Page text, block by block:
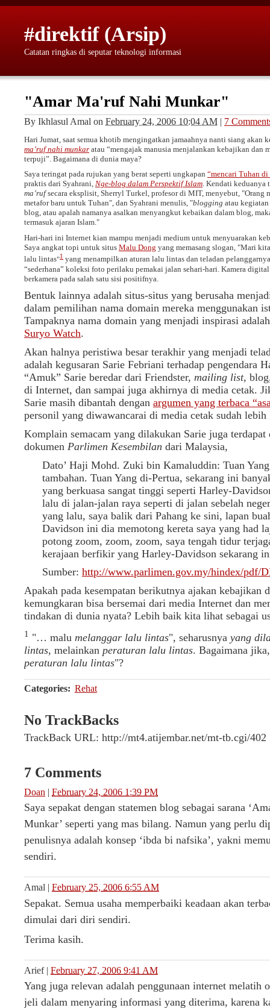
#direktif (Arsip)
Catatan ringkas di seputar teknologi informasi
"Amar Ma'ruf Nahi Munkar"
By Ikhlasul Amal on February 24, 2006 10:04 AM | 7
Hari Jumat, saat semua khotib mengingatkan jamaahnya nanti siang akan
ma’ruf nahi munkar atau “mengajak manusia menjalankan kebajikan dan
terpuji”. Bagaimana di dunia maya?
Saya teringat pada rujukan yang berat seperti ungkapan “mencari Tuhan di
praktis dari Syahrani, Nge-blog dalam Perspektif Islam. Kendati
ma’rufsecara eksplisit, Sherryl Turkel, profesor di MIT, menyebut, Orang
metafor baru untuk Tuhan , dan Syahrani menulis, blogging atau kegiatan
blog, atau apalah namanya asalkan menyangkut kebaikan dalam blog,
termasuk ajaran Islam.
Hari-hari ini Internet kian mampu menjadi medium untuk menyuarakan
Saya angkat topi untuk situs Malu Dong yang memasang slogan, Mari
lalu lintas 1 yang menampilkan aturan lalu lintas dan teladan
“sederhana” koleksi foto perilaku pemakai jalan sehari-hari. Kamera
berkamera pada salah satu sisi positifnya.
Bentuk lainnya adalah situs-situs yang berusaha
dalam pemilihan nama domain mereka menggunakan
Tampaknya nama domain yang menjadi inspirasi
Suryo Watch.
Akan halnya peristiwa besar terakhir yang menjadi
adalah kegusaran Sarie Febriani terhadap pengendara
“Amuk” Sarie beredar dari Friendster, mailing list,
di Internet, dan sampai juga akhirnya di media cetak.
Sarie masih dibantah dengan argumen yang terbaca
personil yang diwawancarai di media cetak sudah
Komplain semacam yang dilakukan Sarie juga terdapat
dokumen Parlimen Kesembilan dari Malaysia,
Dato’ Haji Mohd. Zuki bin Kamaluddin: Tuan
tambahan. Tuan Yang di-Pertua, sekarang ini
yang berkuasa sangat tinggi seperti Harley-
lalu di jalan-jalan raya seperti di jalan sebelah
yang lalu, saya balik dari Pahang ke sini, lapan
Davidson ini dia memotong kereta saya yang had
potong zoom, zoom, zoom, saya tengah tidur
kerajaan berfikir yang Harley-Davidson sekarang
Sumber: http://www.parlimen.gov.my/hindex/pdf/
Apakah pada kesempatan berikutnya ajakan kebajikan
kemungkaran bisa bersemai dari media Internet dan
tindakan di dunia nyata? Lebih baik kita lihat sebagai
1 … malu melanggar lalu lintas , seharusnya yang
lintas, melainkan peraturan lalu lintas. Bagaimana
peraturan lalu lintas ?
Categories: Rehat
No TrackBacks
TrackBack URL: http://mt4.atijembar.net/mt-tb.cgi/402
7 Comments
Doan | February 24, 2006 1:39 PM
Saya sepakat dengan statemen blog sebagai sarana
Munkar’ seperti yang mas bilang. Namun yang perlu
penulisnya adalah konsep ‘ibda bi nafsika’, yakni
sendiri.
Amal | February 25, 2006 6:55 AM
Sepakat. Semua usaha memperbaiki keadaan akan
dimulai dari diri sendiri.
Terima kasih.
Arief| February 27, 2006 9:41 AM
Yang juga relevan adalah penggunaan internet melatih
jeli dalam menyaring informasi yang diterima, karena